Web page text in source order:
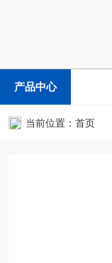
产品中心
当前位置： 首页